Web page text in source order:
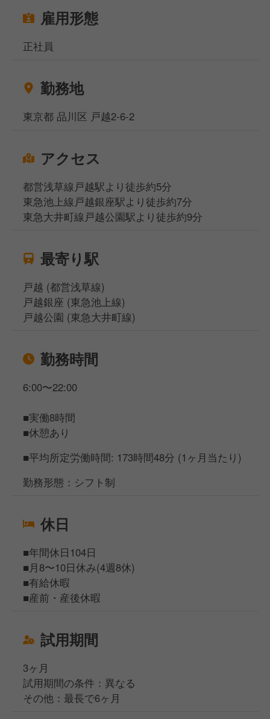
徐々に慣れてきたら、売上管理、スタッフのシフト管
理、スタッフの育成・指導など、店舗マネジメント業
務もお任せします。
店長としてお店全体をまとめ、さらなる成長を目指し
北海道ブランドを全国に発信する仲間として、一緒に
ペンギンベーカリーを盛り上げていきませんか？
雇用形態
正社員
勤務地
東京都 品川区 戸越2-6-2
アクセス
都営浅草線戸越駅より徒歩約5分
東急池上線戸越銀座駅より徒歩約7分
東急大井町線戸越公園駅より徒歩約9分
最寄り駅
戸越 (都営浅草線)
戸越銀座 (東急池上線)
戸越公園 (東急大井町線)
勤務時間
6:00〜22:00
■実働8時間
■休憩あり
■平均所定労働時間: 173時間48分 (1ヶ月当たり)
勤務形態：シフト制
休日
■年間休日104日
■月8〜10日休み(4週8休)
■有給休暇
■産前・産後休暇
試用期間
3ヶ月
試用期間の条件：異なる
その他：最長で6ヶ月